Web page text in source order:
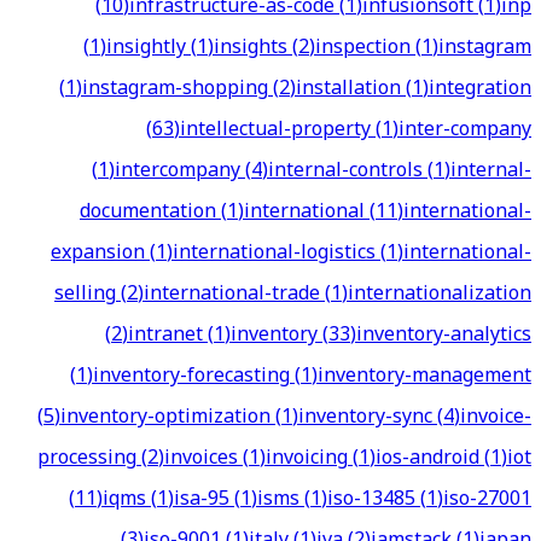
(1)insightly(1)insights(2)inspection(1)instagram
(1)instagram-shopping(2)installation(1)integration
(63)intellectual-property(1)inter-company
(1)intercompany(4)internal-controls(1)internal-
documentation(1)international(11)international-
expansion(1)international-logistics(1)international-
selling(2)international-trade(1)internationalization
(2)intranet(1)inventory(33)inventory-analytics
(1)inventory-forecasting(1)inventory-management
(5)inventory-optimization(1)inventory-sync(4)invoice-
processing(2)invoices(1)invoicing(1)ios-android(1)iot
(11)iqms(1)isa-95(1)isms(1)iso-13485(1)iso-27001